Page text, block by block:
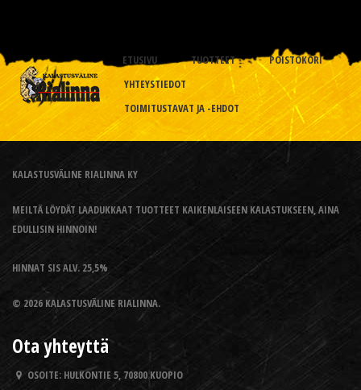
ETUSIVU TUOTTEET
POISTOKORI
YHTEYSTIEDOT
TOIMITUSTAVAT JA -EHDOT
KALASTUSVÄLINE RIALINNA KY
MEILTÄ LÖYDÄT LAADUKKAAT TUOTTEET KAIKENLAISEEN KALASTUKSEEN, AINA
EDULLISIN HINNOIN!
HINNAT SIS ALV. 25,5%
© 2026 KALASTUSVÄLINE RIALINNA.
Ota yhteyttä
OSOITE: HULKONTIE 5, 70800 KUOPIO